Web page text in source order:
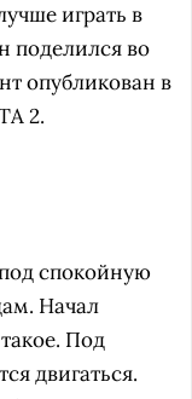
играть в
поделился во
опубликован в
2.
спокойную
Начал
Под
двигаться.